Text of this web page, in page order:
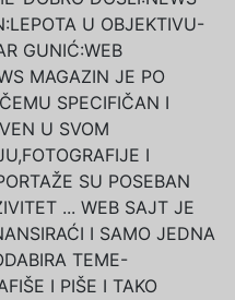
U OBJEKTIVU-
GUNIĆ:WEB
MAGAZIN JE PO
SPECIFIČAN I
U SVOM
I
SU POSEBAN
... WEB SAJT JE
I SAMO JEDNA
TEME-
I PIŠE I TAKO